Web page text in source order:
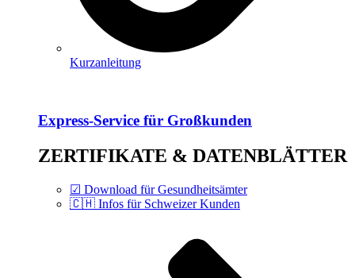
Kurzanleitung
Express-Service für Großkunden
ZERTIFIKATE & DATENBLÄTTER
☑ Download für Gesundheitsämter
🇨🇭 Infos für Schweizer Kunden